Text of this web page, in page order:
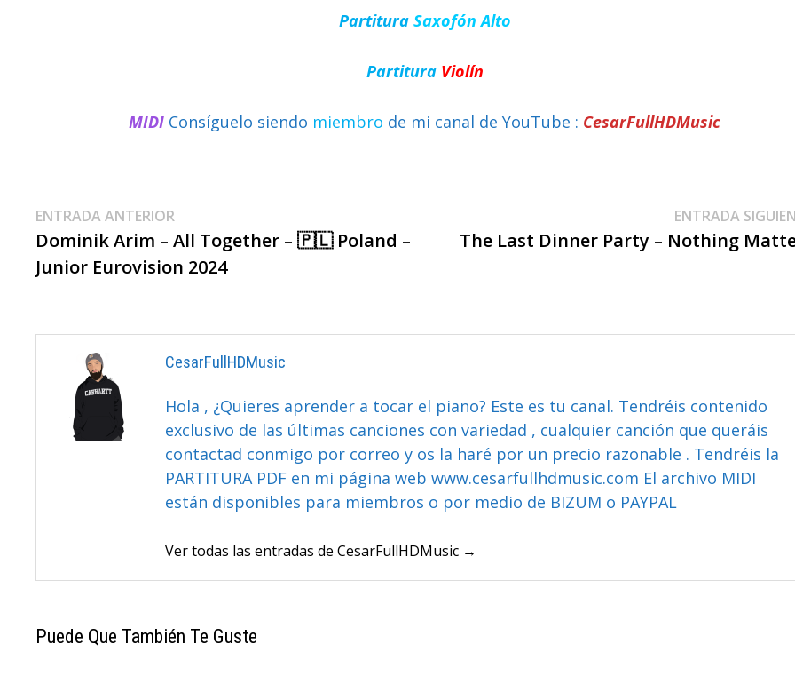
Partitura Saxofón Alto
Partitura Violín
MIDI Consíguelo siendo miembro de mi canal de YouTube : CesarFullHDMusic
Navegación
De
Entradas
ENTRADA ANTERIOR
anterior:
Dominik Arim – All Together – 🇵🇱 Poland –
Junior Eurovision 2024
ENTRADA
The Last Dinner Party – Nothing
CesarFullHDMusic
Hola , ¿Quieres aprender a tocar el piano? Este es tu canal. Tendréis contenido
exclusivo de las últimas canciones con variedad , cualquier canción que queráis
contactad conmigo por correo y os la haré por un precio razonable . Tendréis la
PARTITURA PDF en mi página web www.cesarfullhdmusic.com El archivo MIDI
están disponibles para miembros o por medio de BIZUM o PAYPAL
Ver todas las entradas de CesarFullHDMusic →
Puede Que También Te Guste